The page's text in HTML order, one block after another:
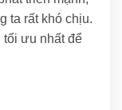
ta rất khó chịu.
tối ưu nhất để